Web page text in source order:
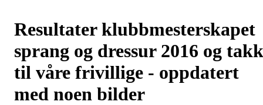
Resultater klubbmesterskapet
sprang og dressur 2016 og takk
til våre frivillige - oppdatert
med noen bilder